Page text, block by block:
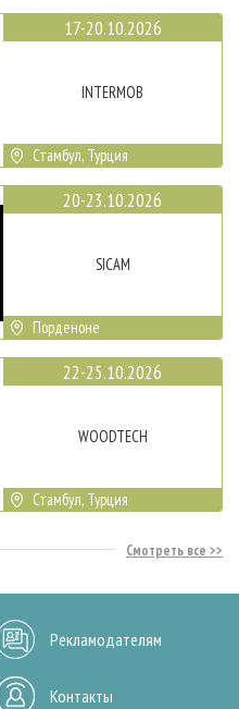
17-20.10.2026
INTERMOB
Стамбул, Турция
20-23.10.2026
SICAM
Порденоне
22-25.10.2026
WOODTECH
Стамбул, Турция
Смотреть все
Рекламодателям
Контакты